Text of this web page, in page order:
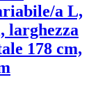
a L,
larghezza
178 cm,